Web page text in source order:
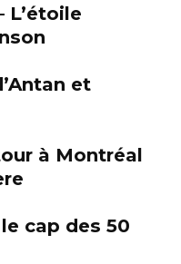
L’étoile
et
à Montréal
cap des 50